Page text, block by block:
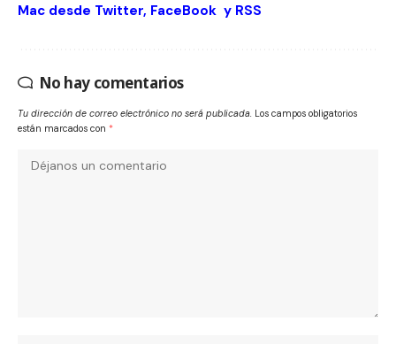
Mac desde Twitter, FaceBook y RSS
No hay comentarios
Tu dirección de correo electrónico no será publicada. Los campos obligatorios
están marcados con *